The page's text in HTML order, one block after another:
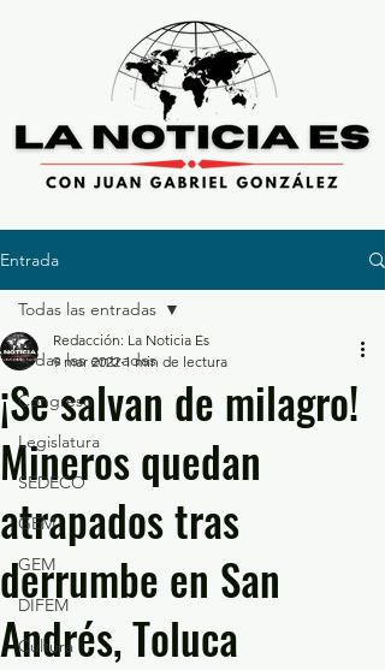
Entrada
Todas las entradas
Congreso
Legislatura
SEDECO
GEM
GEM
DIFEM
Cultura
Todas las entradas
¡Se salvan de milagro!
Mineros quedan
atrapados tras
derrumbe en San
Andrés, Toluca
Redacción: La Noticia Es
9 mar 2022 1 min de lectura